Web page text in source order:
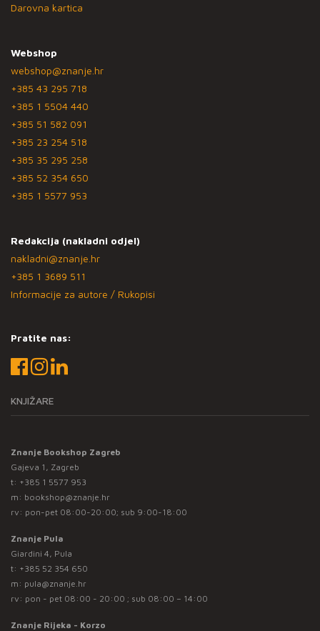
Darovna kartica
Webshop
webshop@znanje.hr
+385 43 295 718
+385 1 5504 440
+385 51 582 091
+385 23 254 518
+385 35 295 258
+385 52 354 650
+385 1 5577 953
Redakcija (nakladni odjel)
nakladni@znanje.hr
+385 1 3689 511
Informacije za autore / Rukopisi
Pratite nas:
KNJIŽARE
Znanje Bookshop Zagreb
Gajeva 1, Zagreb
t: +385 1 5577 953
m: bookshop@znanje.hr
rv: pon-pet 08:00-20:00; sub 9:00-18:00
Znanje Pula
Giardini 4, Pula
t: +385 52 354 650
m: pula@znanje.hr
rv: pon - pet 08:00 - 20:00 ; sub 08:00 – 14:00
Znanje Rijeka - Korzo